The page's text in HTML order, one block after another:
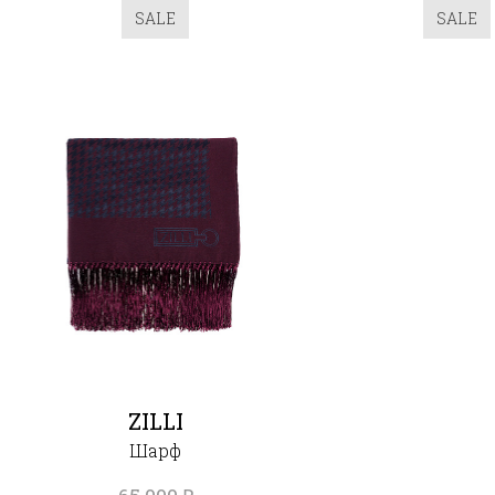
SALE SALE
ZILLI
Шарф